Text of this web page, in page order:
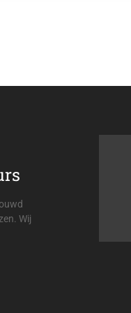
Wij
de
is
is.